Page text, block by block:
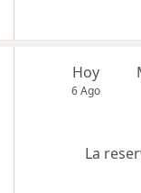
Hoy
6 Ago
La